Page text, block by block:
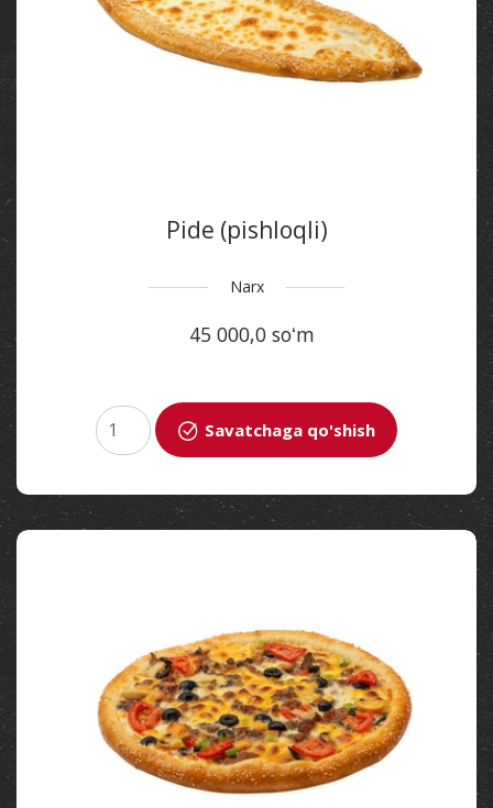
Pide (pishloqli)
Narx
45 000,0 soʻm
Savatchaga qo'shish